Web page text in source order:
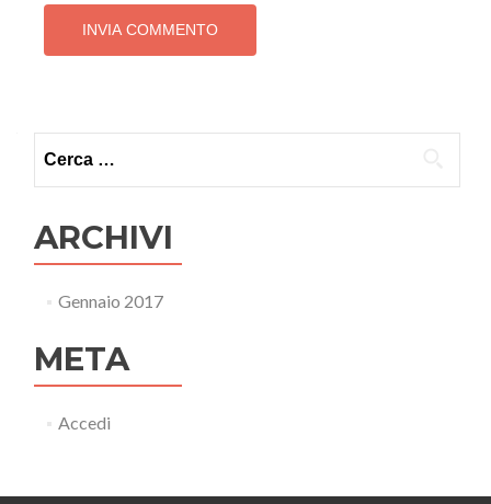
ARCHIVI
Gennaio 2017
META
Accedi